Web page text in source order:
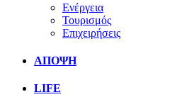
Ενέργεια
Τουρισμός
Επιχειρήσεις
ΑΠΟΨΗ
LIFE